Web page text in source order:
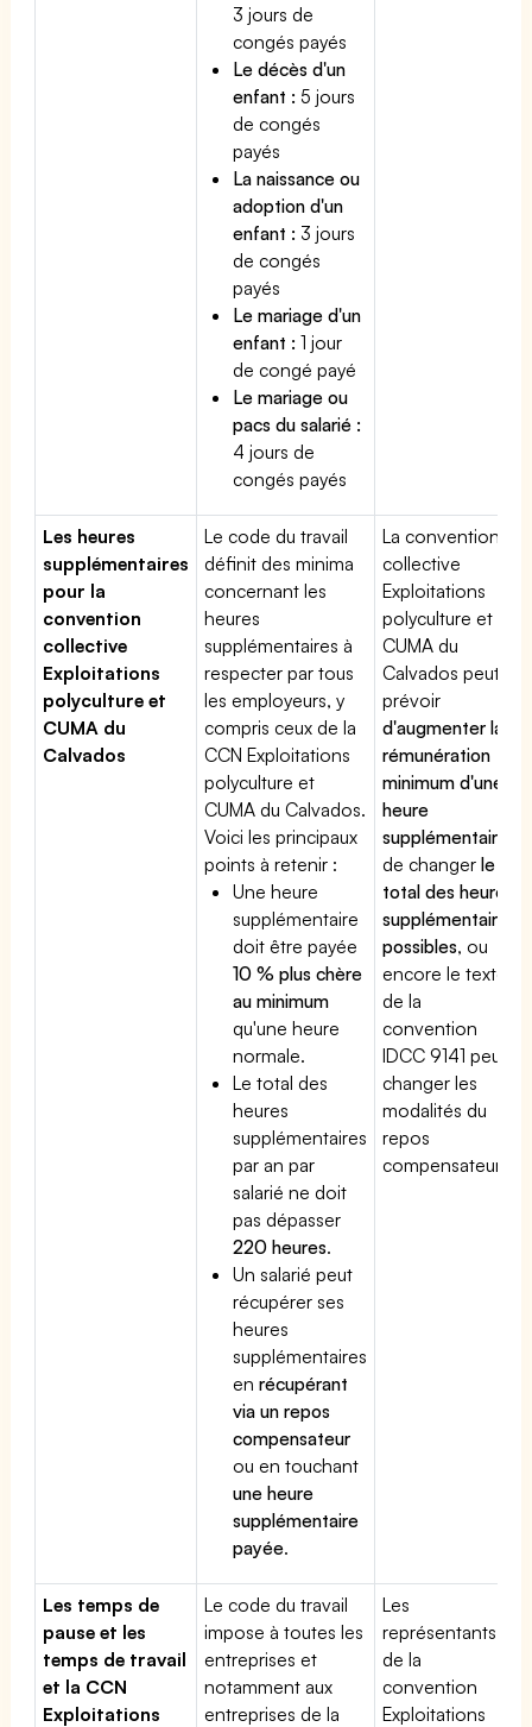
3 jours de
congés payés
Le décès d'un
enfant : 5 jours
de congés
payés
La naissance ou
adoption d'un
enfant : 3 jours
de congés
payés
Le mariage d'un
enfant : 1 jour
de congé payé
Le mariage ou
pacs du salarié :
4 jours de
congés payés
Les heures
supplémentaires
pour la
convention
collective
Exploitations
polyculture et
CUMA du
Calvados
Le code du travail
définit des minima
concernant les
heures
supplémentaires à
respecter par tous
les employeurs, y
compris ceux de la
CCN Exploitations
polyculture et
CUMA du Calvados.
Voici les principaux
points à retenir :
Une heure
supplémentaire
doit être payée
10 % plus chère
au minimum
qu'une heure
normale.
Le total des
heures
supplémentaires
par an par
salarié ne doit
pas dépasser
220 heures.
Un salarié peut
récupérer ses
heures
supplémentaires
enrécupérant
via un repos
compensateur
ou en touchant
une heure
supplémentaire
payée.
La convention
collective
Exploitations
polyculture et
CUMA du
Calvados peut
prévoir
d'augmenter la
rémunération
minimum d'une
heure
supplémentaire
de changerle
total des heures
supplémentaires
possibles, ou
encore le texte
de la
convention
IDCC 9141 peut
changer les
modalités du
repos
compensateur.
Les temps de
pause et les
temps de travail
et la CCN
Exploitations
Le code du travail
impose à toutes les
entreprises et
notamment aux
entreprises de la
Les
représentants
de la
convention
Exploitations